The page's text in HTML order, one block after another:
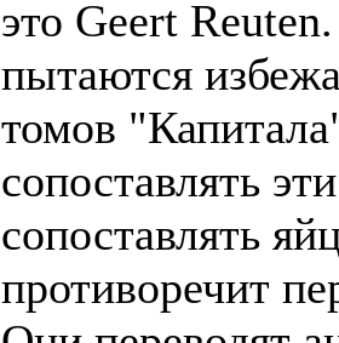
это Geert
пытаются
томов
сопоставлять
сопоставлять
противоречит